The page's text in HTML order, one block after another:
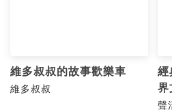
維多叔叔的故事歡樂車
維多叔叔
界
書
聲